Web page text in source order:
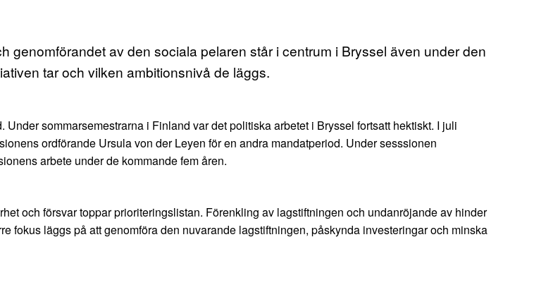
genomförandet av den sociala pelaren står i centrum i Bryssel även under den
tar och vilken ambitionsnivå de läggs.
sommarsemestrarna i Finland var det politiska arbetet i Bryssel fortsatt hektiskt. I juli
ordförande Ursula von der Leyen för en andra mandatperiod. Under sesssionen
arbete under de kommande fem åren.
och försvar toppar prioriteringslistan. Förenkling av lagstiftningen och undanröjande av hinder
fokus läggs på att genomföra den nuvarande lagstiftningen, påskynda investeringar och minska